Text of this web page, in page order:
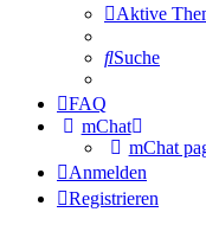
Aktive
Suche
FAQ
mChat
mChat
Anmelden
Registrieren